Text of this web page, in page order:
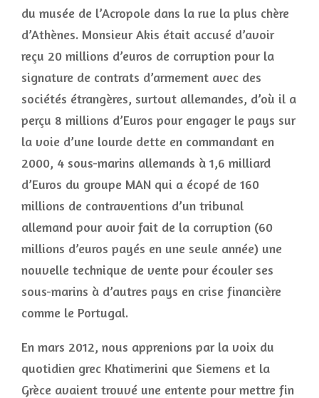
du musée de l’Acropole dans la rue la plus chère
d’Athènes. Monsieur Akis était accusé d’avoir
reçu 20 millions d’euros de corruption pour la
signature de contrats d’armement avec des
sociétés étrangères, surtout allemandes, d’où il a
perçu 8 millions d’Euros pour engager le pays sur
la voie d’une lourde dette en commandant en
2000, 4 sous-marins allemands à 1,6 milliard
d’Euros du groupe MAN qui a écopé de 160
millions de contraventions d’un tribunal
allemand pour avoir fait de la corruption (60
millions d’euros payés en une seule année) une
nouvelle technique de vente pour écouler ses
sous-marins à d’autres pays en crise financière
comme le Portugal.
En mars 2012, nous apprenions par la voix du
quotidien grec Khatimerini que Siemens et la
Grèce avaient trouvé une entente pour mettre fin